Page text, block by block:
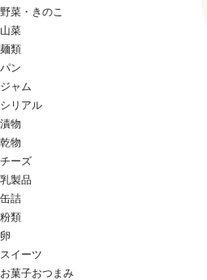
野菜・きのこ
山菜
麺類
パン
ジャム
シリアル
漬物
乾物
チーズ
乳製品
缶詰
粉類
卵
スイーツ
お菓子おつまみ